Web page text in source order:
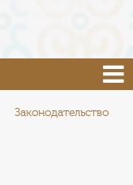
Законодательство